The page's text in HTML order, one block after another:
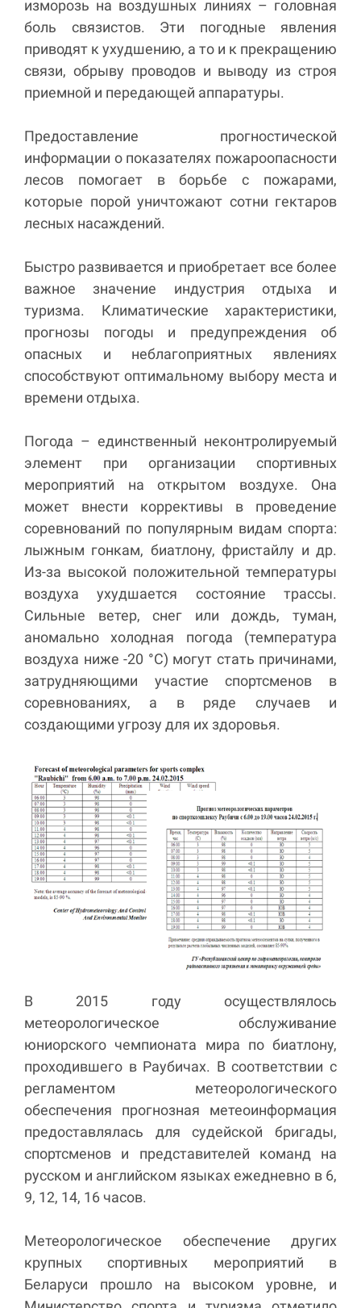
изморозь на воздушных линиях – головная
боль связистов. Эти погодные явления
приводят к ухудшению, а то и к прекращению
связи, обрыву проводов и выводу из строя
приемной и передающей аппаратуры.
Предоставление прогностической
информации о показателях пожароопасности
лесов помогает в борьбе с пожарами,
которые порой уничтожают сотни гектаров
лесных насаждений.
Быстро развивается и приобретает все более
важное значение индустрия отдыха и
туризма. Климатические характеристики,
прогнозы погоды и предупреждения об
опасных и неблагоприятных явлениях
способствуют оптимальному выбору места и
времени отдыха.
Погода – единственный неконтролируемый
элемент при организации спортивных
мероприятий на открытом воздухе. Она
может внести коррективы в проведение
соревнований по популярным видам спорта:
лыжным гонкам, биатлону, фристайлу и др.
Из-за высокой положительной температуры
воздуха ухудшается состояние трассы.
Сильные ветер, снег или дождь, туман,
аномально холодная погода (температура
воздуха ниже -20 °С) могут стать причинами,
затрудняющими участие спортсменов в
соревнованиях, а в ряде случаев и
создающими угрозу для их здоровья.
В 2015 году осуществлялось
метеорологическое обслуживание
юниорского чемпионата мира по биатлону,
проходившего в Раубичах. В соответствии с
регламентом метеорологического
обеспечения прогнозная метеоинформация
предоставлялась для судейской бригады,
спортсменов и представителей команд на
русском и английском языках ежедневно в 6,
9, 12, 14, 16 часов.
Метеорологическое обеспечение других
крупных спортивных мероприятий в
Беларуси прошло на высоком уровне, и